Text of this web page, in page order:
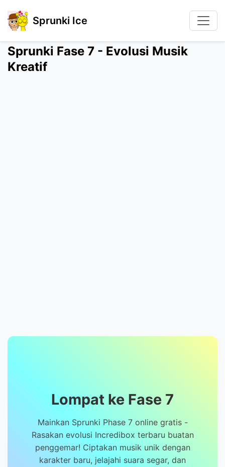
Sprunki Ice
Sprunki Fase 7 - Evolusi Musik
Kreatif
Lompat ke Fase 7
Mainkan Sprunki Phase 7 online gratis -
Rasakan evolusi Incredibox terbaru buatan
penggemar! Ciptakan musik unik dengan
karakter baru, jelajahi suara segar, dan